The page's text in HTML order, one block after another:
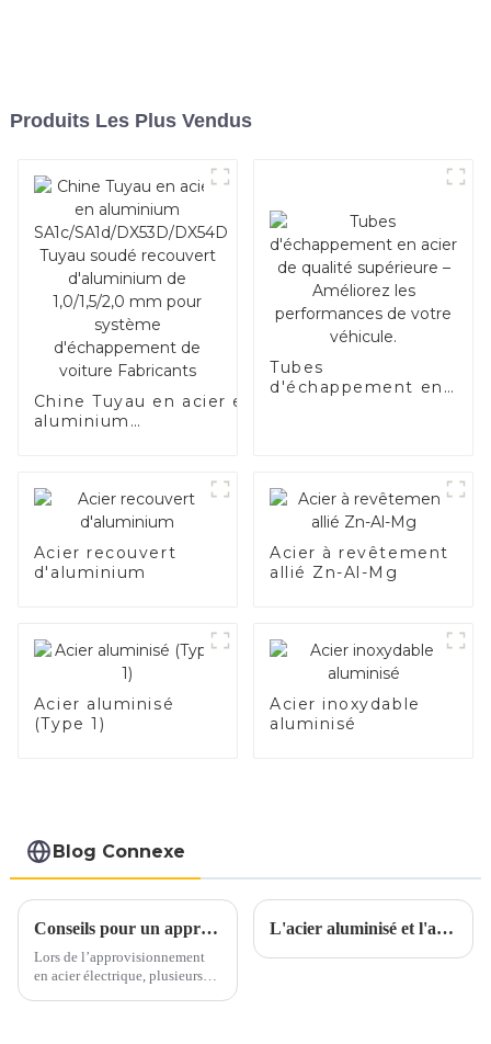
Produits Les Plus Vendus
Chine Tuyau en acier en
aluminium
1,0/1,5/2,0 mm pour
système d'échappement
Tubes
d'échappement en
votre véhicule.
Acier recouvert
d'aluminium
Acier à revêtement
allié Zn-Al-Mg
Acier aluminisé
(Type 1)
Acier inoxydable
aluminisé
Blog Connexe
Conseils pour un approvisionnement en acier électrique en toute confiance
Lors de l’approvisionnement
en acier électrique, plusieurs
L'acier aluminisé et l'acier inoxydable aluminisé sont-ils parents ?